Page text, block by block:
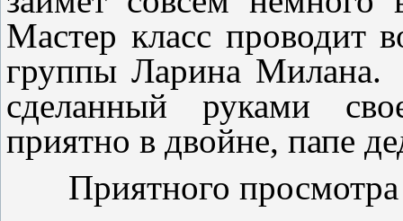
Мастер класс проводит
группы Ларина
сделанный руками
приятно в двойне, папе
Приятного